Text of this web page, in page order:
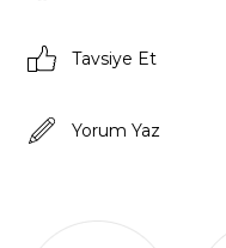
Tavsiye Et
Yorum Yaz